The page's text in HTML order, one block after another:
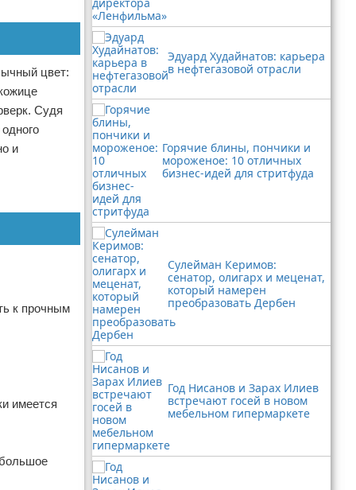
цвет:
Судя
и
к прочным
имеется
Эдуард Худайнатов: карьера
в нефтегазовой отрасли
Горячие блины, пончики и
мороженое: 10 отличных
бизнес-идей для стритфуда
Сулейман Керимов:
сенатор, олигарх и меценат,
который намерен
преобразовать Дербен
Год Нисанов и Зарах Илиев
встречают госей в новом
мебельном гипермаркете